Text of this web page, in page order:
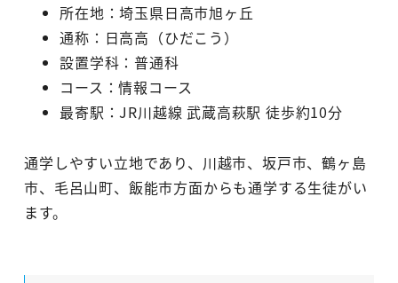
所在地：埼玉県日高市旭ヶ丘
通称：日高高（ひだこう）
設置学科：普通科
コース：情報コース
最寄駅：JR川越線 武蔵高萩駅 徒歩約10分
通学しやすい立地であり、川越市、坂戸市、鶴ヶ島
市、毛呂山町、飯能市方面からも通学する生徒がい
ます。